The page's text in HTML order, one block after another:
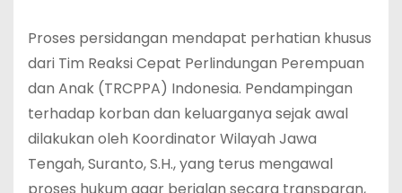
Proses persidangan mendapat perhatian khusus
dari Tim Reaksi Cepat Perlindungan Perempuan
dan Anak (TRCPPA) Indonesia. Pendampingan
terhadap korban dan keluarganya sejak awal
dilakukan oleh Koordinator Wilayah Jawa
Tengah, Suranto, S.H., yang terus mengawal